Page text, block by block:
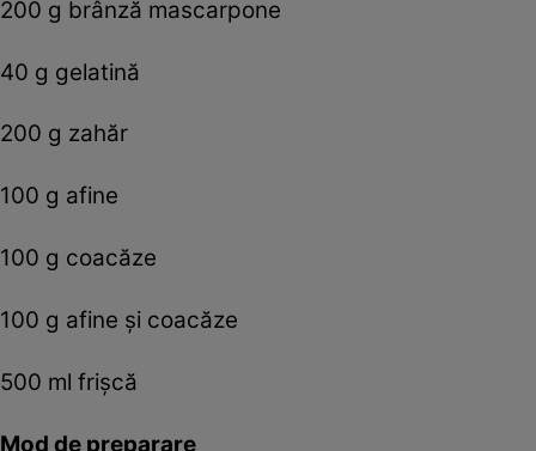
200 g brânză mascarpone
40 g gelatină
200 g zahăr
100 g afine
100 g coacăze
100 g afine şi coacăze
500 ml frişcă
Mod de preparare